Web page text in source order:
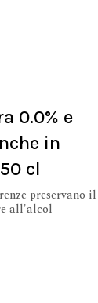
0.0% e
in
cl
preservano il
all'alcol